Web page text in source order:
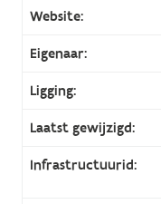
Website:
Eigenaar:
Ligging:
Laatst gewijzigd:
Infrastructuurid: